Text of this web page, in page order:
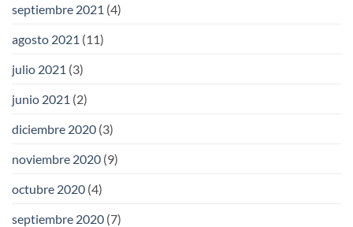
septiembre 2021 (4)
agosto 2021 (11)
julio 2021 (3)
junio 2021 (2)
diciembre 2020 (3)
noviembre 2020 (9)
octubre 2020 (4)
septiembre 2020 (7)